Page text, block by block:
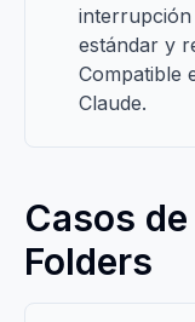
estándar y
Compatible
Claude.
Casos
Folders